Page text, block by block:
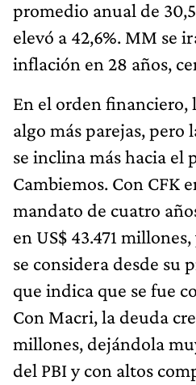
promedio anual de
elevó a 42,6%. MM se
inflación en 28 años,
En el orden financiero,
algo más parejas, pero
se inclina más hacia el
Cambiemos. Con CFK
mandato de cuatro
en US$ 43.471
se considera desde su
que indica que se fue
Con Macri, la deuda
millones, dejándola
del PBI y con altos